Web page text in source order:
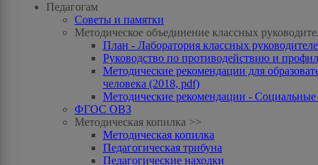
Педагогам
Советы и памятки
Методическое объединение классных
План - Лаборатория классных
Руководство по противодействию и
Методические рекомендации для
человека (2018, pdf)
Методические рекомендации -
ФГОС ОВЗ
Методическая копилка >>
Методическая копилка
Педагогическая трибуна
Педагогические находки